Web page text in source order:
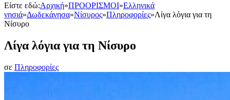
Είστε εδώ:Αρχική»ΠΡΟΟΡΙΣΜΟΙ»Ελληνικά
νησιά»Δωδεκάνησα»Νίσυρος»Πληροφορίες»Λίγα λόγια για τη
Νίσυρο
Λίγα λόγια για τη Νίσυρο
σε Πληροφορίες